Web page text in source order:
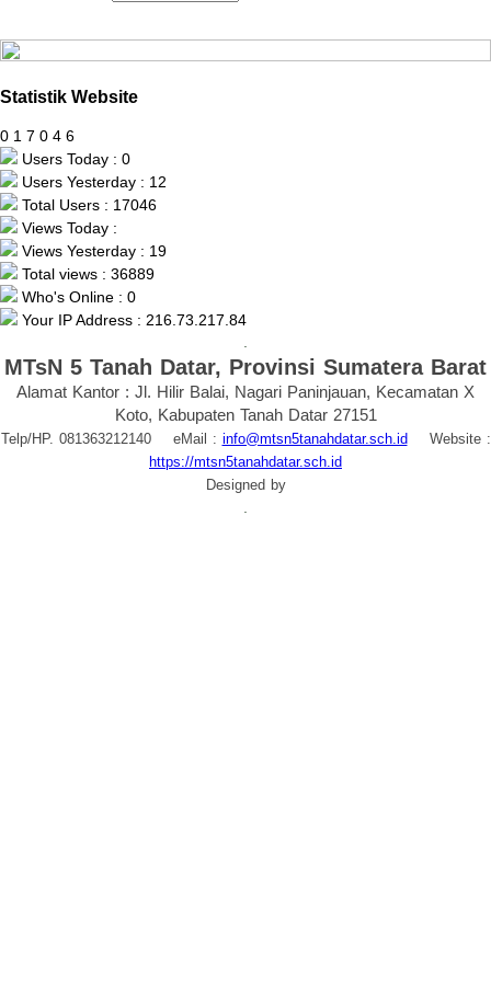
Statistik Website
0 1 7 0 4 6
Users Today : 0
Users Yesterday : 12
Total Users : 17046
Views Today :
Views Yesterday : 19
Total views : 36889
Who's Online : 0
Your IP Address : 216.73.217.84
MTsN 5 Tanah Datar, Provinsi Sumatera Barat
Alamat Kantor : Jl. Hilir Balai, Nagari Paninjauan, Kecamatan X
Koto, Kabupaten Tanah Datar 27151
Telp/HP. 081363212140 eMail : info@mtsn5tanahdatar.sch.id
Website :
https://mtsn5tanahdatar.sch.id
Designed by